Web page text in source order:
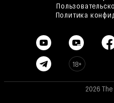
Политика
18+
2026